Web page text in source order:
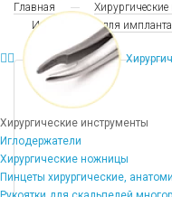
Хирургические инструменты
Иглодержатели
Хирургические ножницы
Пинцеты хирургические,
Главная
Инструменты для